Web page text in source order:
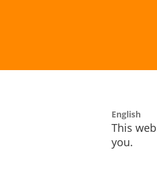
English
This
you.